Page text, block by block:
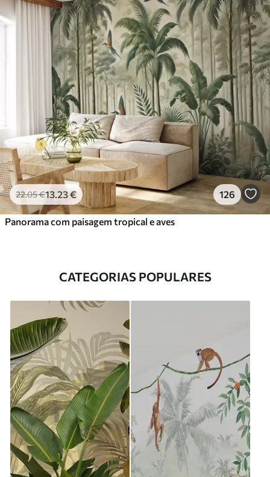
22.05€13 .23€ 126
Panorama com paisagem tropical e aves
CATEGORIAS POPULARES